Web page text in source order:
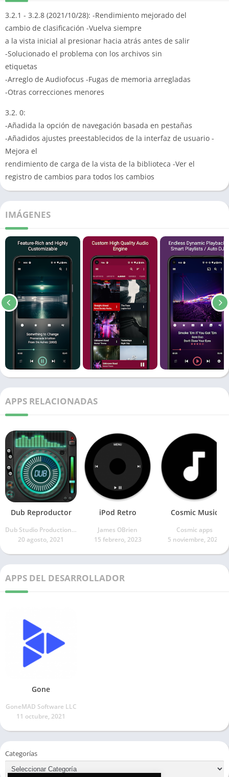
3.2.1 - 3.2.8 (2021/10/28): -Rendimiento mejorado del
cambio de clasificación -Vuelva siempre
a la vista inicial al presionar hacia atrás antes de salir
-Solucionado el problema con los archivos sin
etiquetas
-Arreglo de Audiofocus -Fugas de memoria arregladas
-Otras correcciones menores
3.2. 0:
-Añadida la opción de navegación basada en pestañas
-Añadidos ajustes preestablecidos de la interfaz de usuario -
Mejora el
rendimiento de carga de la vista de la biblioteca -Ver el
registro de cambios para todos los cambios
IMÁGENES
APPS RELACIONADAS
Dub Reproductor
Dub Studio Productions 🎧
20 agosto, 2021
iPod Retro
James OBrien
15 febrero, 2023
Cosmic Music
Cosmic apps
5 noviembre, 2021
APPS DEL DESARROLLADOR
Gone
GoneMAD Software LLC
11 octubre, 2021
Categorías